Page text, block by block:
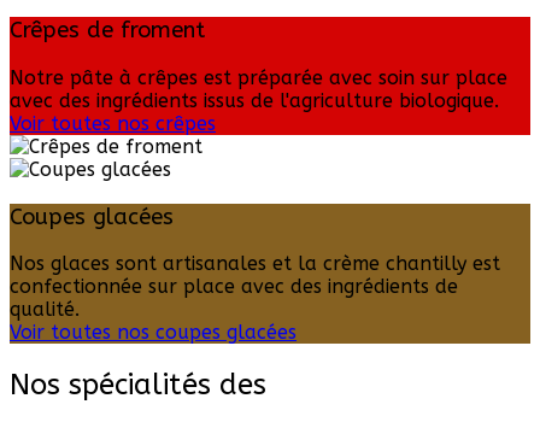
Crêpes de froment
Notre pâte à crêpes est préparée avec soin sur place
avec des ingrédients issus de l'agriculture biologique.
Voir toutes nos crêpes
Coupes glacées
Nos glaces sont artisanales et la crème chantilly est
confectionnée sur place avec des ingrédients de
qualité.
Voir toutes nos coupes glacées
Nos spécialités des